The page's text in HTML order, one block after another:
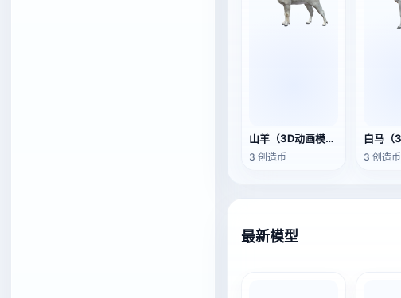
山羊（3D动画模型）
3 创造币 3 创造币
最新模型